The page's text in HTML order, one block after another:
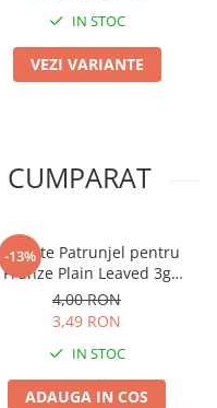
IN STOC
VEZI VARIANTE
-13%
Patrunjel pentru
Frunze Plain Leaved 3g
Kertimag - Aroma Intens
4,00 RON
3,49 RON
IN STOC
ADAUGA IN COS